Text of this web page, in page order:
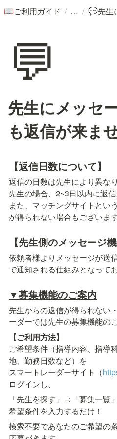
📖ご利用ガイド / / 💬
💬
先生にメッセ
も返信が来ま
【返信日数について】
返信の日数は先生により異な
先生の場合、2~3日以内に返
また、マッチングサイトとい
が得られない場合もございま
【先生側のメッセージ
依頼者様よりメッセージが送
▼募集機能のご案内
先生からの返信が得られない
ーダーでは先生の募集機能の
【ご利用方法】
ご希望条件（指導内容、指導
地、勤務日数など）を
スマートレーダーサイト（
ログインし、
「先生を探す」→「募集一覧
希望条件を入力するだけ！
検索不要であなたのご希望の